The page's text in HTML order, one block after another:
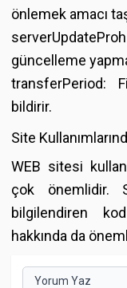
önlemek amacı
güncelleme
transferPeriod:
bildirir.
Site
WEB sitesi
çok önemlidir.
bilgilendiren
hakkında da
Yorum Yaz